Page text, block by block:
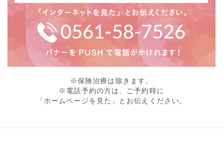
※保険治療は除きます。
※電話予約の方は、ご予約時に
「ホームページを見た」とお伝えください。